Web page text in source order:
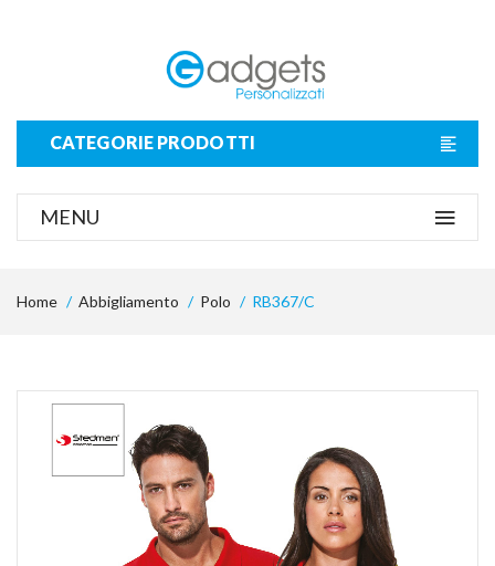
CATEGORIE PRODOTTI
MENU
Home Abbigliamento Polo RB367/C